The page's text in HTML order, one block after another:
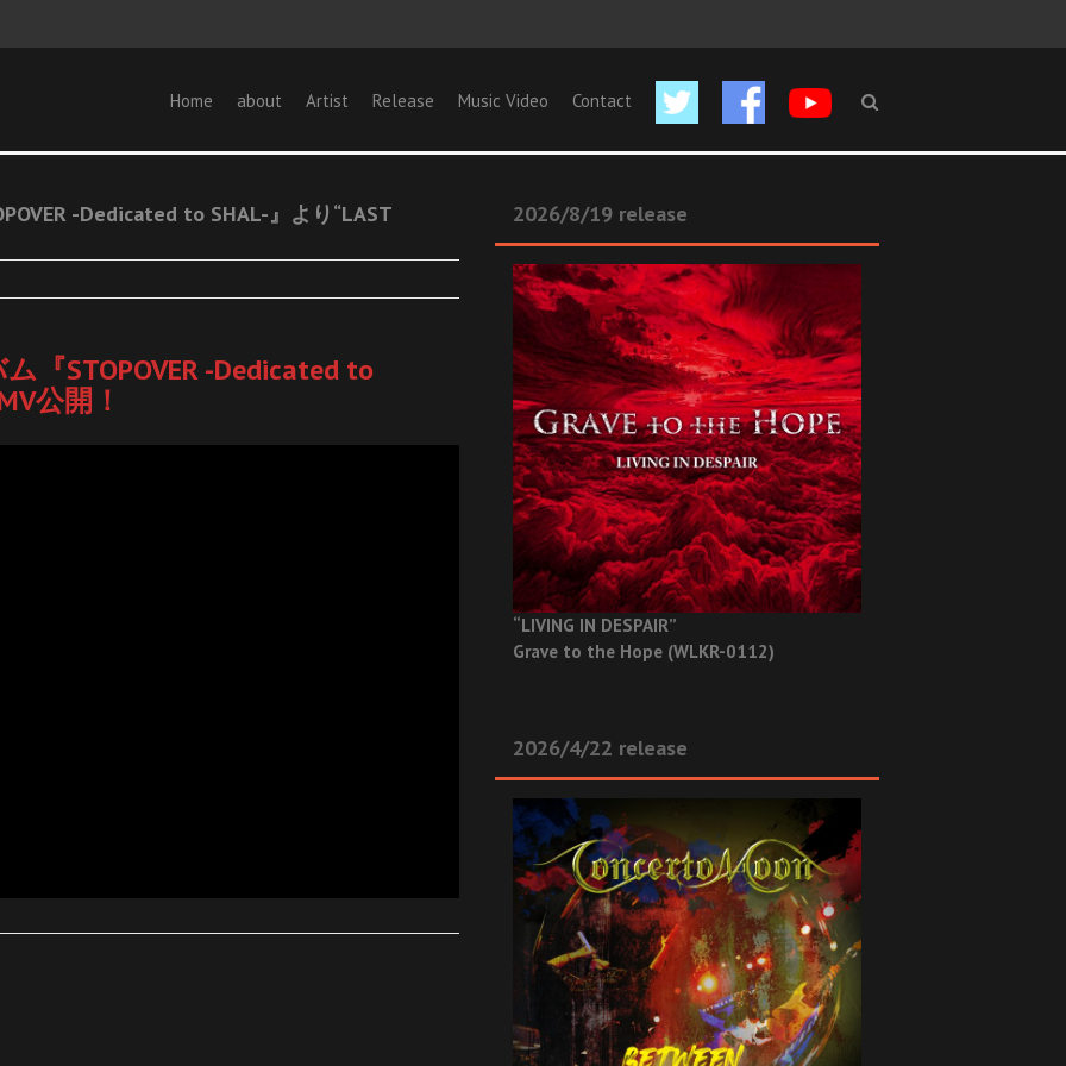
Home about Artist Release Music Video Contact
-Dedicated to SHAL-』より“LAST
『STOPOVER -Dedicated to
公開！
2026/8/19 release
“LIVING IN DESPAIR”
Grave to the Hope (WLKR-0112)
2026/4/22 release